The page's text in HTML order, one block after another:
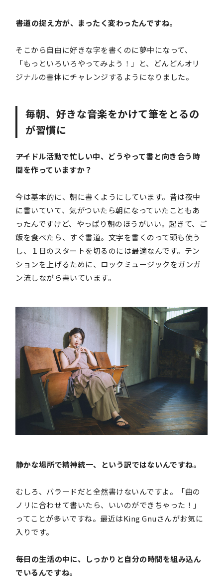
――書道の捉え方が、まったく変わったんですね。
そこから自由に好きな字を書くのに夢中になって、
「もっといろいろやってみよう！」と、どんどんオリ
ジナルの書体にチャレンジするようになりました。
毎朝、好きな音楽をかけて筆をとるの
が習慣に
――アイドル活動で忙しい中、どうやって書と向き合う時
間を作っていますか？
今は基本的に、朝に書くようにしています。昔は夜中
に書いていて、気がついたら朝になっていたこともあ
ったんですけど、やっぱり朝のほうがいい。起きて、ご
飯を食べたら、すぐ書道。文字を書くのって頭も使う
し、１日のスタートを切るのには最適なんです。テン
ションを上げるために、ロックミュージックをガンガ
ン流しながら書いています。
――静かな場所で精神統一、という訳ではないんですね。
むしろ、バラードだと全然書けないんですよ。「曲の
ノリに合わせて書いたら、いいのができちゃった！」
ってことが多いですね。最近はKing Gnuさんがお気に
入りです。
――毎日の生活の中に、しっかりと自分の時間を組み込ん
でいるんですね。